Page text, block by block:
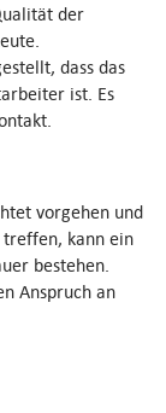
der
dass das
ist. Es
vorgehen und
treffen, kann ein
bestehen.
Anspruch an